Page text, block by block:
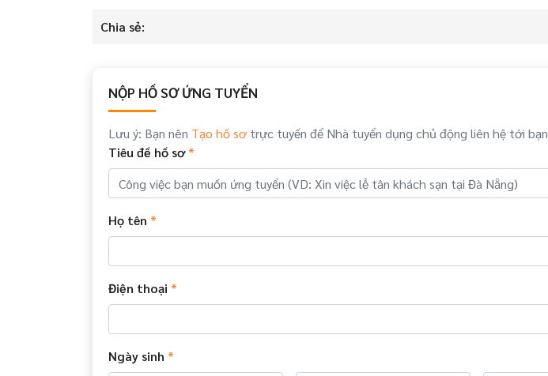
Chia sẻ:
NỘP HỒ SƠ ỨNG TUYỂN
Lưu ý: Bạn nên Tạo hồ sơ trực tuyến để Nhà tuyển dụng chủ động liên hệ tới bạn
Tiêu đề hồ sơ*
Họ tên *
Điện thoại *
Ngày sinh *